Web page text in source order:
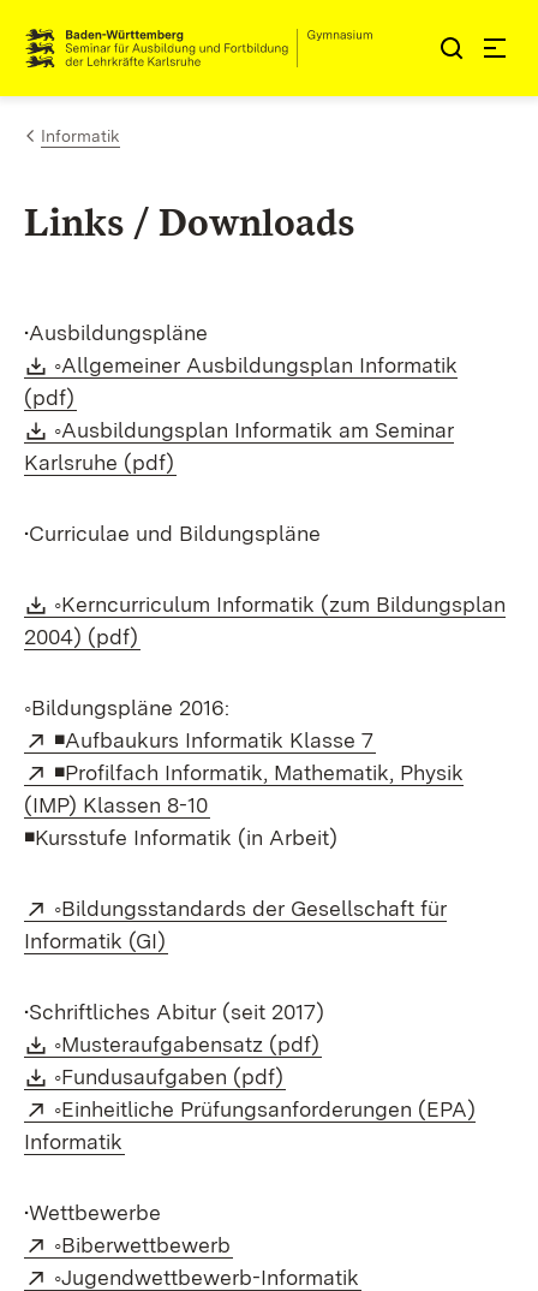
Zum Inhalt springen
Link zur Startseite
Informatik
Links / Downloads
•Ausbildungspläne
Download:
◦Allgemeiner Ausbildungsplan Informatik
(pdf)
Download:
◦Ausbildungsplan Informatik am Seminar
Karlsruhe (pdf)
•Curriculae und Bildungspläne
Download:
◦Kerncurriculum Informatik (zum Bildungsplan
2004) (pdf)
◦Bildungspläne 2016:
Extern:
◾Aufbaukurs Informatik Klasse 7
Extern:
◾Profilfach Informatik, Mathematik, Physik
(IMP) Klassen 8-10
◾Kursstufe Informatik (in Arbeit)
Extern:
◦Bildungsstandards der Gesellschaft für
Informatik (GI)
•Schriftliches Abitur (seit 2017)
Download:
◦Musteraufgabensatz (pdf)
Download:
◦Fundusaufgaben (pdf)
Extern:
◦Einheitliche Prüfungsanforderungen (EPA)
Informatik
•Wettbewerbe
Extern:
◦Biberwettbewerb
Extern:
◦Jugendwettbewerb-Informatik